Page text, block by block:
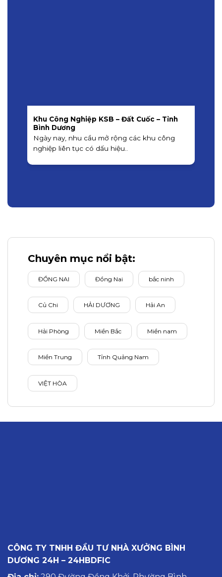
Khu Công Nghiệp KSB – Đất Cuốc – Tỉnh
Bình Dương
Ngày nay, nhu cầu mở rộng các khu công
nghiệp liên tục có dấu hiệu..
Chuyên mục nổi bật:
ĐỒNG NAI Đồng Nai bắc ninh
Củ Chi HẢI DƯƠNG Hải An
Hải Phòng Miền Bắc Miền nam
Miền Trung Tỉnh Quảng Nam
VIỆT HÒA
CÔNG TY TNHH ĐẦU TƯ NHÀ XƯỞNG BÌNH
DƯƠNG 24H – 24HBDFIC